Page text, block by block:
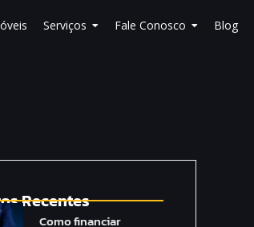
Serviços Fale Conosco Blog
Recentes
Como financiar